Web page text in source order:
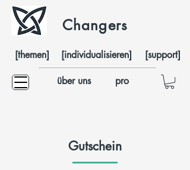
[themen] [individualisieren] [support]
über uns pro
Changers
Gutschein